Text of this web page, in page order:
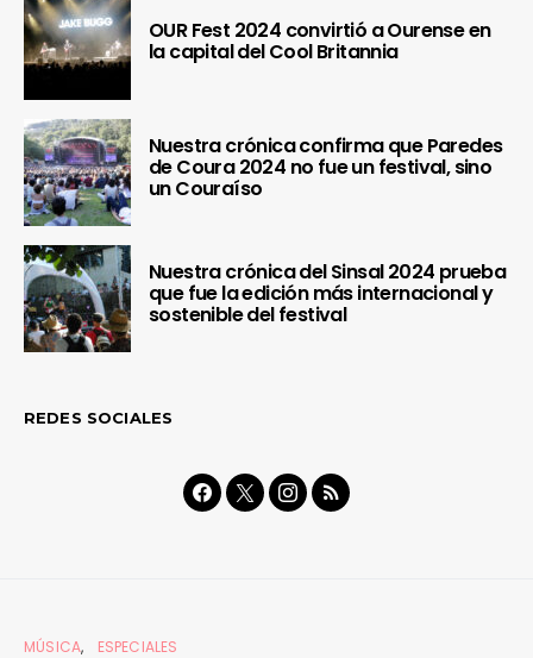
OUR Fest 2024 convirtió a Ourense en
la capital del Cool Britannia
Nuestra crónica confirma que Paredes
de Coura 2024 no fue un festival, sino
un Couraíso
Nuestra crónica del Sinsal 2024 prueba
que fue la edición más internacional y
sostenible del festival
REDES SOCIALES
MÚSICA ESPECIALES